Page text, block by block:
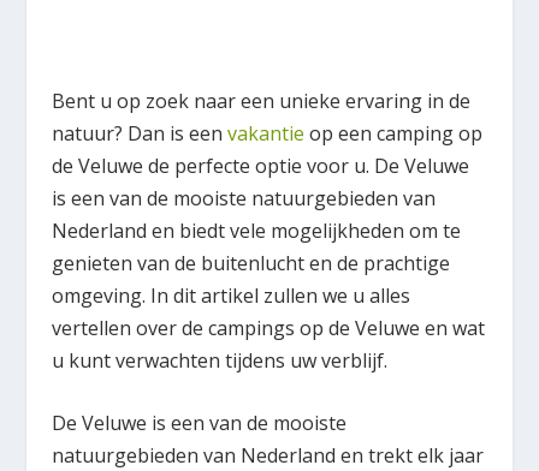
Bent u op zoek naar een unieke ervaring in de
natuur? Dan is een vakantie op een camping op
de Veluwe de perfecte optie voor u. De Veluwe
is een van de mooiste natuurgebieden van
Nederland en biedt vele mogelijkheden om te
genieten van de buitenlucht en de prachtige
omgeving. In dit artikel zullen we u alles
vertellen over de campings op de Veluwe en wat
u kunt verwachten tijdens uw verblijf.
De Veluwe is een van de mooiste
natuurgebieden van Nederland en trekt elk jaar